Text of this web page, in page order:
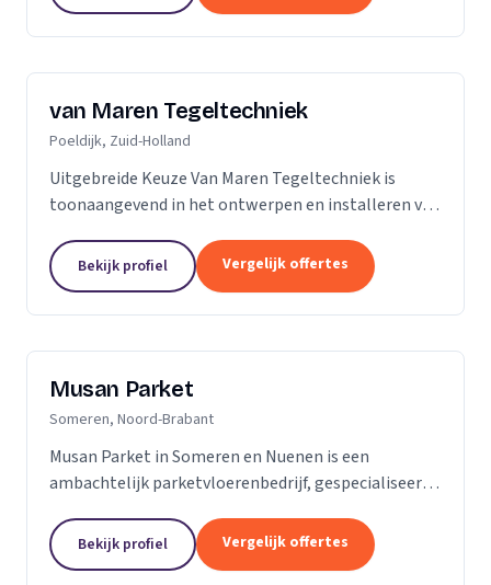
van Maren Tegeltechniek
Poeldijk, Zuid-Holland
Uitgebreide Keuze Van Maren Tegeltechniek is
toonaangevend in het ontwerpen en installeren van
een aantrekkelijke prijs. Bij ons treft u een...
Bekijk profiel Vergelijk offertes
Musan Parket
Someren, Noord-Brabant
Musan Parket in Someren en Nuenen is een
ambachtelijk parketvloerenbedrijf, gespecialiseerd
het adres bij uitstek voor de renovatie van
bestaande...
Bekijk profiel Vergelijk offertes